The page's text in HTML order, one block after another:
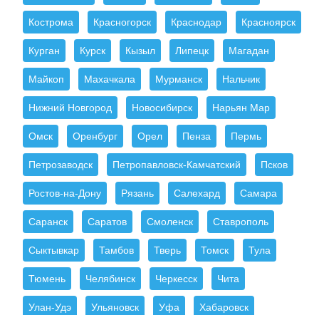
Кострома Красногорск Краснодар Красноярск
Курган Курск Кызыл Липецк Магадан
Майкоп Махачкала Мурманск Нальчик
Нижний Новгород Новосибирск Нарьян Мар
Омск Оренбург Орел Пенза Пермь
Петрозаводск Петропавловск-Камчатский Псков
Ростов-на-Дону Рязань Салехард Самара
Саранск Саратов Смоленск Ставрополь
Сыктывкар Тамбов Тверь Томск Тула
Тюмень Челябинск Черкесск Чита
Улан-Удэ Ульяновск Уфа Хабаровск